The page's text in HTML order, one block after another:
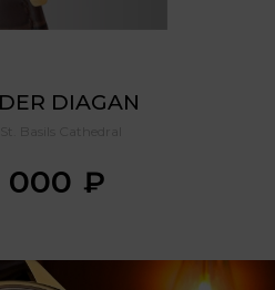
DIAGAN
000 ₽